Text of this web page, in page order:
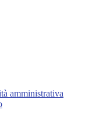
amministrativa